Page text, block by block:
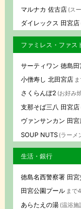
マルナカ 佐古店 (ス
ダイレックス 田宮店
ファミレス・ファス
サーティワン 徳島
小僧寿し 北田宮店
さくらんぼ2 (お好み
支那そば三八 田宮店
ヴァンサンカン 田宮
SOUP NUTS (ラーメ
生活・銀行
徳島名西警察署 田宮
田宮公園プール まで
あらたえの湯 (温浴